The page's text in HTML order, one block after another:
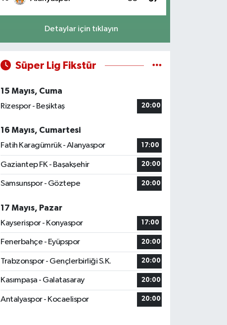
Detaylar için tıklayın
Süper Lig Fikstür
15 Mayıs, Cuma
Rizespor - Beşiktaş
20:00
16 Mayıs, Cumartesi
Fatih Karagümrük - Alanyaspor
17:00
Gaziantep FK - Başakşehir 20:00
Samsunspor - Göztepe 20:00
17 Mayıs, Pazar
Kayserispor - Konyaspor
17:00
Fenerbahçe - Eyüpspor 20:00
Trabzonspor - Gençlerbirliği S.K. 20:00
Kasımpaşa - Galatasaray 20:00
Antalyaspor - Kocaelispor 20:00